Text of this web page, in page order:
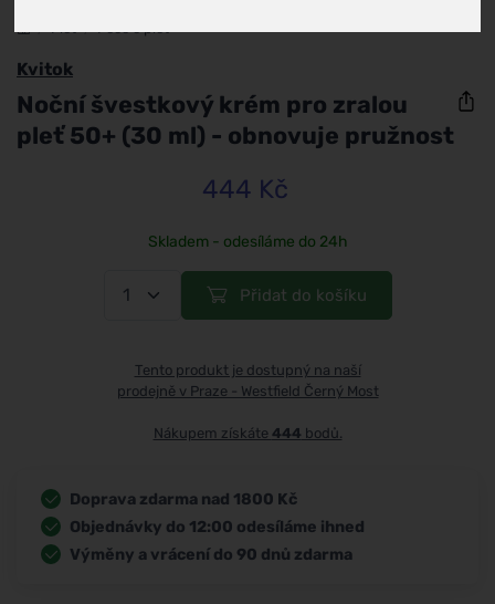
/ Pleť / Péče o pleť
Kvitok
Noční švestkový krém pro zralou
pleť 50+ (30 ml) - obnovuje pružnost
444 Kč
Skladem - odesíláme do 24h
Přidat do košíku
Tento produkt je dostupný na naší
prodejně v Praze - Westfield Černý Most
Nákupem získáte 444 bodů.
Doprava zdarma nad 1800 Kč
Objednávky do 12:00 odesíláme ihned
Výměny a vrácení do 90 dnů zdarma